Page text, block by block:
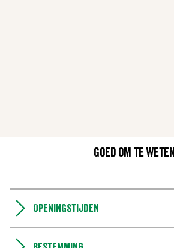
Goed om te weten
Openingstijden